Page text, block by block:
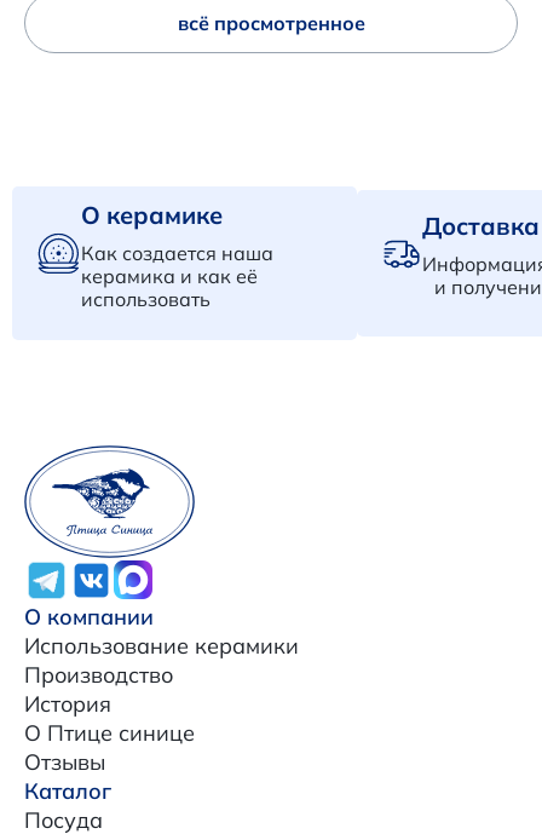
всё просмотренное
О керамике
Как создается наша
керамика и как её
использовать
и
О компании
Использование керамики
Производство
История
О Птице синице
Отзывы
Каталог
Посуда